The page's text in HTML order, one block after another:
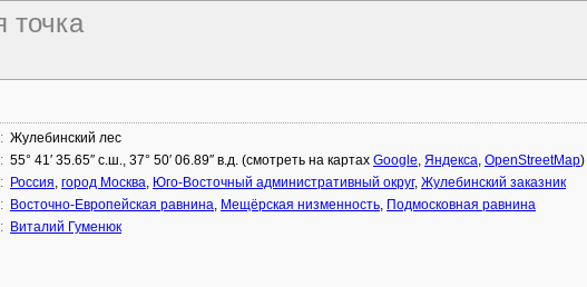
точка
Жулебинский лес
55° 41′ 35.65″ с.ш., 37° 50′ 06.89″ в.д. (смотреть на картах Google, Яндекса, OpenStreetMap)
Россия, город Москва, Юго-Восточный административный округ, Жулебинский заказник
Восточно-Европейская равнина, Мещёрская низменность, Подмосковная равнина
Виталий Гуменюк